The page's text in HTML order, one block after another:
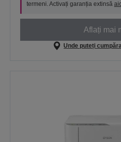
termeni. Activați garanția extinsă
Aflați mai
Unde puteți